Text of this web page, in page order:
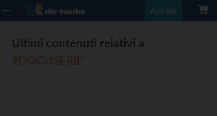
Accedi
Ultimi contenuti relativi a